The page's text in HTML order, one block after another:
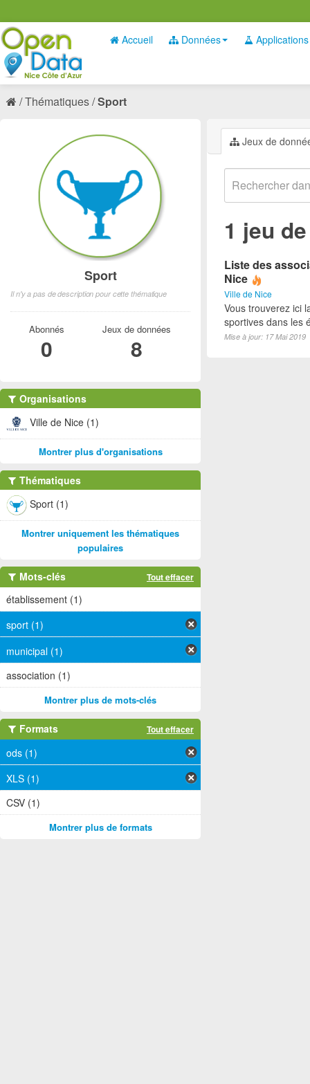
Accueil Données Applications
Thématiques Sport
Jeux de
1 jeu
Liste des
Nice
Ville de Nice
Vous trouverez ici
sportives dans les
Mise à jour: 17 Mai 2019
Sport
Il n'y a pas de description pour cette thématique
Abonnés
0
Jeux de données
8
Organisations
Ville de Nice (1)
Montrer plus d'organisations
Thématiques
Sport (1)
Montrer uniquement les thématiques
populaires
Mots-clés Tout effacer
établissement (1)
sport (1)
municipal (1)
association (1)
Montrer plus de mots-clés
Formats Tout effacer
ods (1)
XLS (1)
CSV (1)
Montrer plus de formats